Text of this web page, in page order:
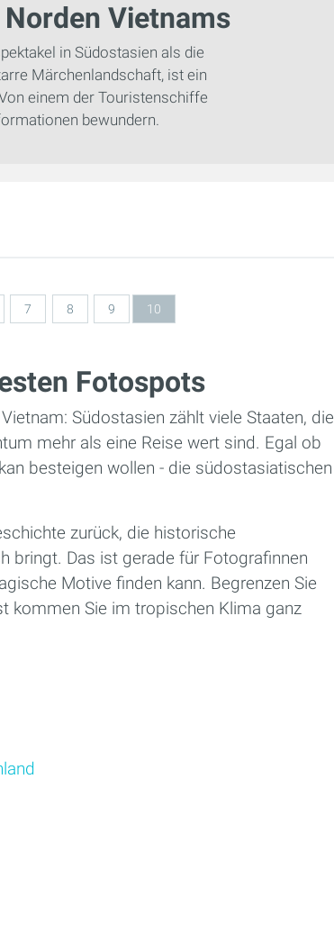
Vietnams
in Südostasien als die
Märchenlandschaft, ist ein
einem der Touristenschiffe
bewundern.
7 8 9 10
Fotospots
Südostasien zählt viele Staaten, die
mehr als eine Reise wert sind. Egal ob
besteigen wollen - die südostasiatischen
zurück, die historische
bringt. Das ist gerade für Fotografinnen
Motive finden kann. Begrenzen Sie
kommen Sie im tropischen Klima ganz